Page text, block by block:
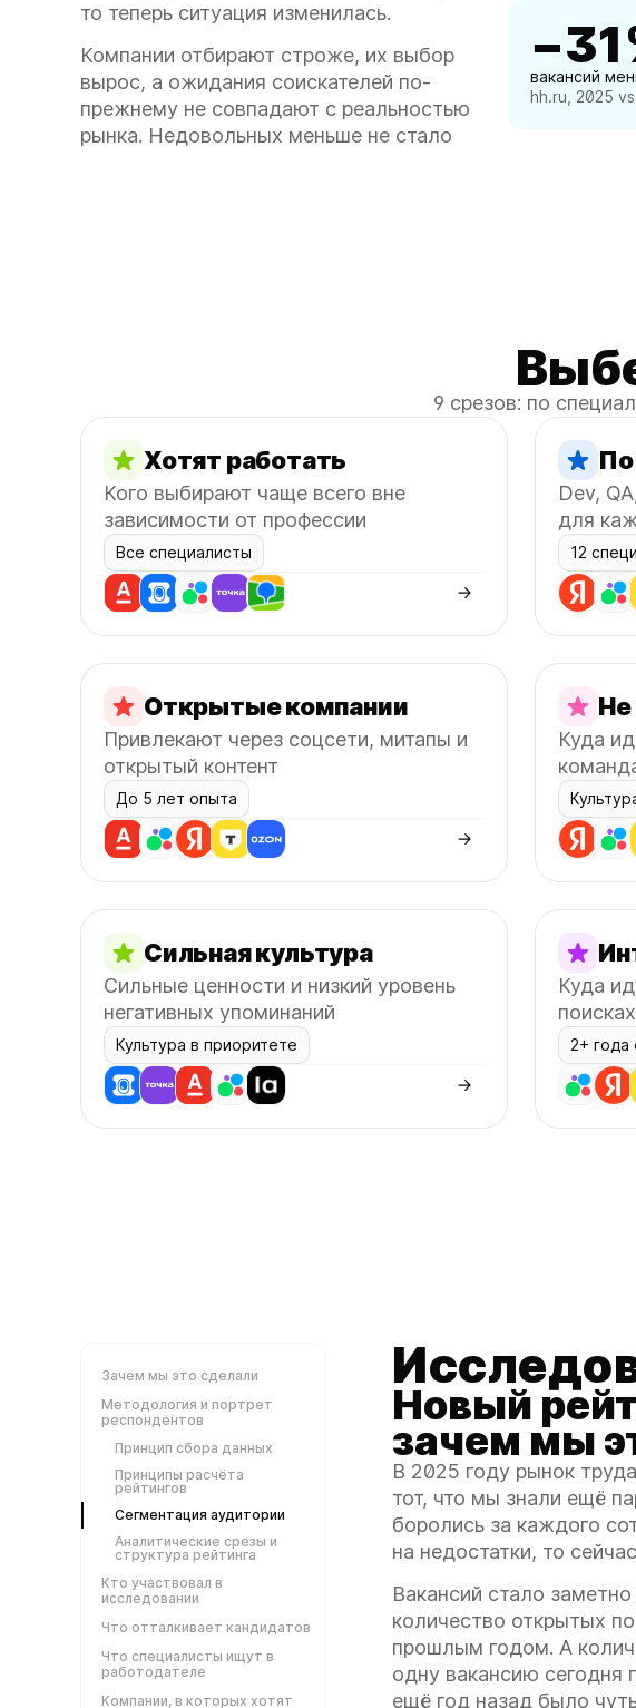
то теперь ситуация изменилась.
Компании отбирают строже, их выбор
вырос, а ожидания соискателей по-
прежнему не совпадают с реальностью
рынка. Недовольных меньше не стало
вакансий
hh.ru, 2025
9 срезов: по
Хотят работать
Кого выбирают чаще всего вне
зависимости от профессии
Все специалисты
Dev,
для
12
Открытые компании
Привлекают через соцсети, митапы и
открытый контент
До 5 лет опыта
Не
Куда
Сильная культура
Сильные ценности и низкий уровень
негативных упоминаний
Культура в приоритете
Куда
2+ года
Зачем мы это сделали
Методология и портрет
респондентов
Принцип сбора данных
Принципы расчёта
рейтингов
Сегментация аудитории
Аналитические срезы и
структура рейтинга
Кто участвовал в
исследовании
Что отталкивает кандидатов
Что специалисты ищут в
работодателе
Компании, в которых хотят
Новый
зачем мы
В 2025 году рынок
тот, что мы знали ещё
боролись за каждого
на недостатки, то
Вакансий стало
количество открытых
прошлым годом. А
одну вакансию сегодня
ещё год назад было